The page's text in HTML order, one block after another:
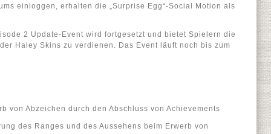
einloggen, erhalten die „Surprise Egg“-Social Motion als
2 Update-Event wird fortgesetzt und bietet Spielern die
Haley Skins zu verdienen. Das Event läuft noch bis zum
von Abzeichen durch den Abschluss von Achievements
des Ranges und des Aussehens beim Erwerb von